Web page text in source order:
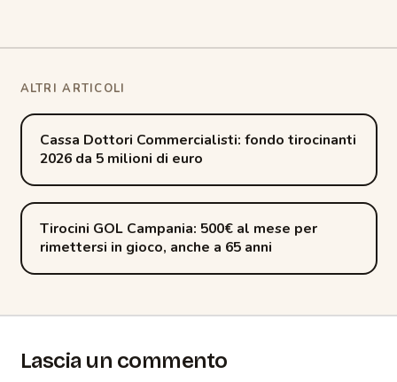
Post
navigation
Cassa Dottori Commercialisti: fondo tirocinanti
2026 da 5 milioni di euro
Tirocini GOL Campania: 500€ al mese per
rimettersi in gioco, anche a 65 anni
Lascia un commento